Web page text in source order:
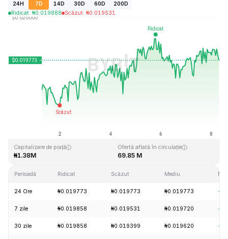
24H 7D 14D 30D 60D
200D
Ridicat: ₦0.019888 Scăzut: ₦0.019531
Ultima actualizare: 2026-08-08, 06:50 GMT+0
Capitalizare de piață
₦1.38M
Ofertă aflată în circulație
69.85 M
Perioadă Ridicat Scăzut Mediu
24 Ore ₦0.019773 ₦0.019773 ₦0.019773
7 zile ₦0.019858 ₦0.019531 ₦0.019720
30 zile ₦0.019858 ₦0.019399 ₦0.019620